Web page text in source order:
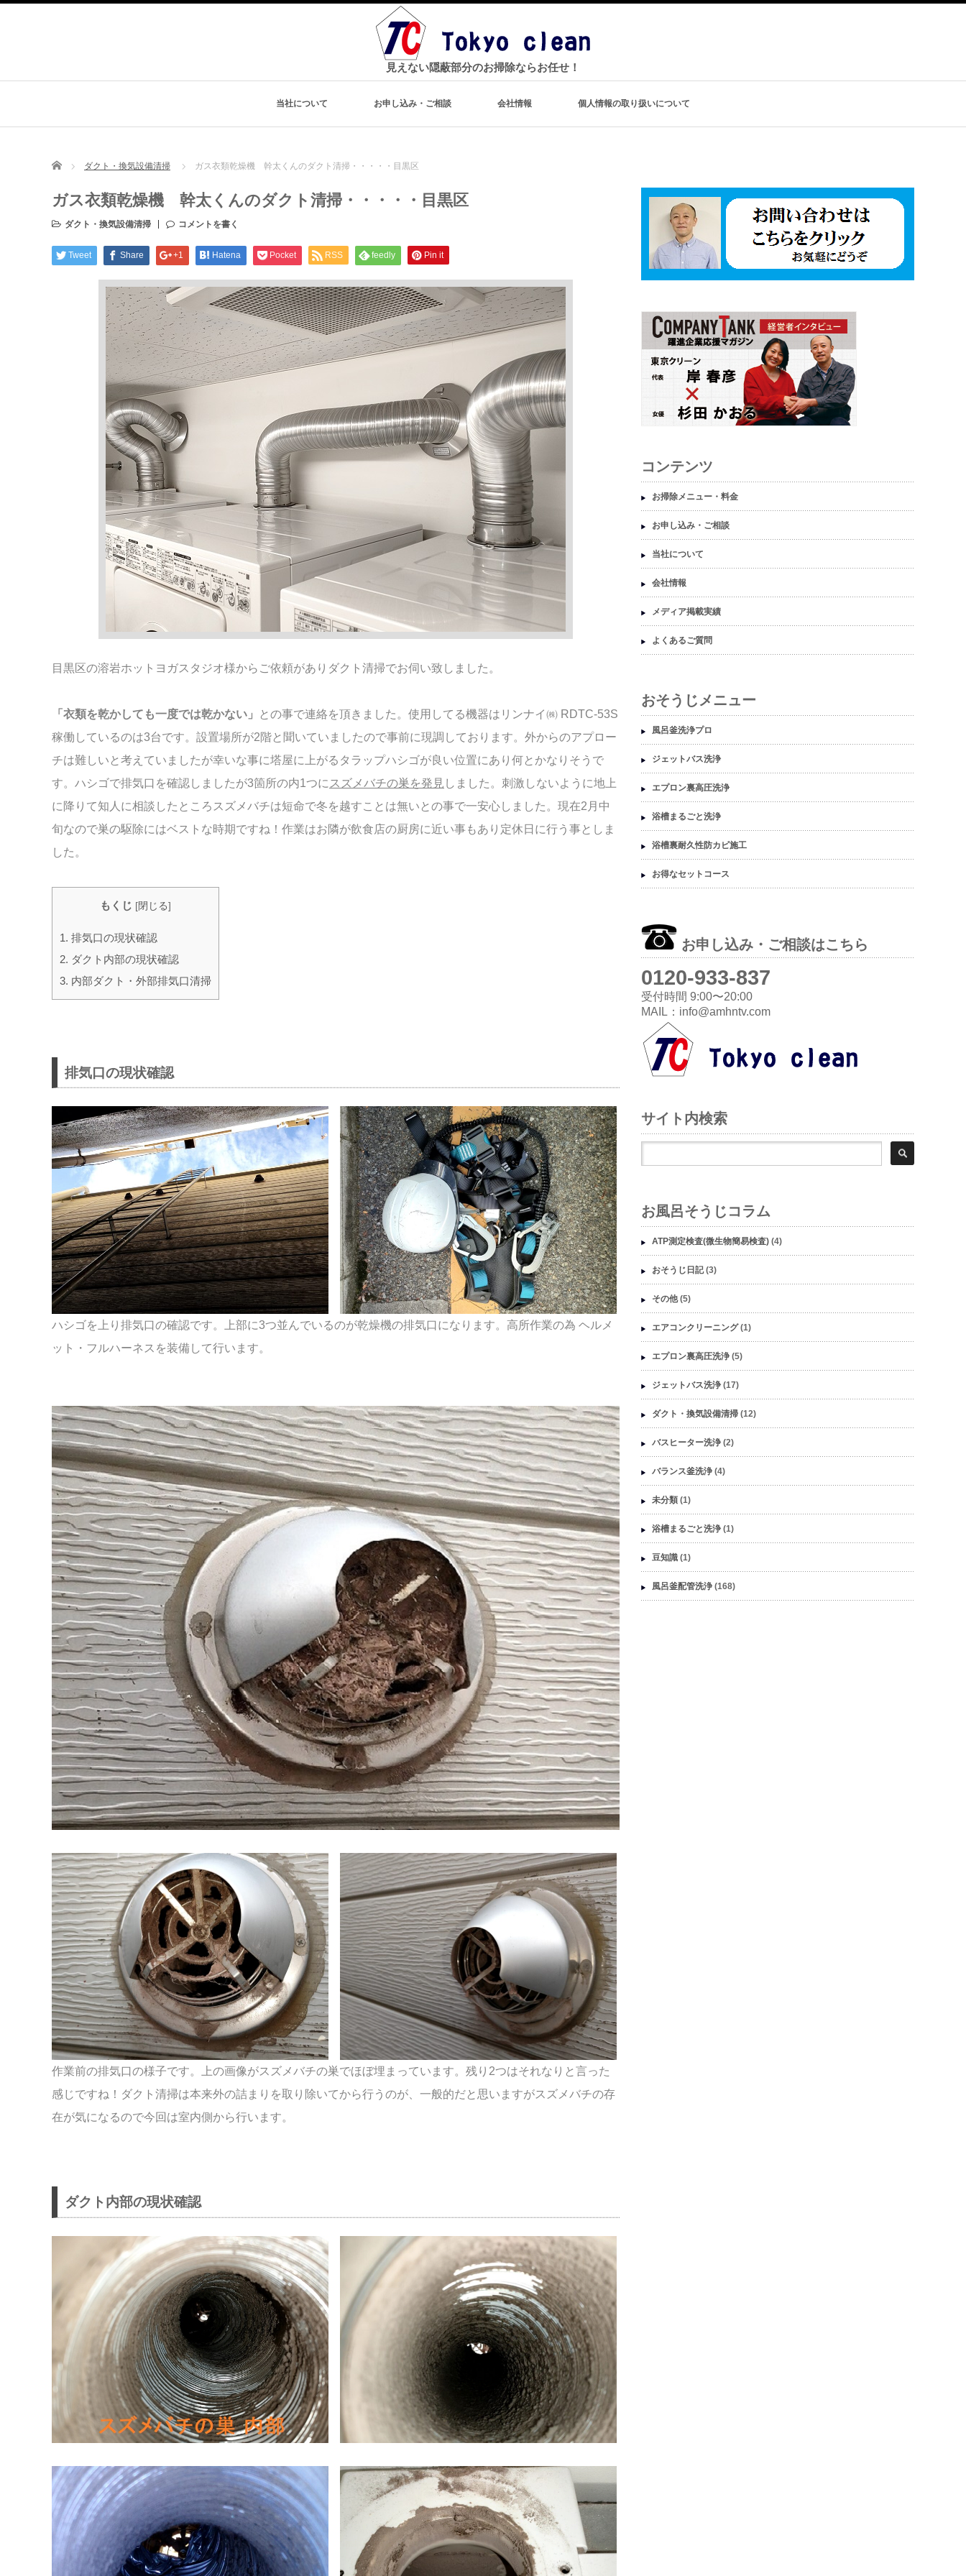
見えない隠蔽部分のお掃除ならお任せ！
当社について お申し込み・ご相談 会社情報 個人情報の取り扱いについて
Home ダクト・換気設備清掃 ガス衣類乾燥機 幹太くんのダクト清掃・・・・・目黒区
ガス衣類乾燥機 幹太くんのダクト清掃・・・・・目黒区
ダクト・換気設備清掃 コメントを書く
Tweet Share +1 Hatena Pocket RSS feedly Pin it
目黒区の溶岩ホットヨガスタジオ様からご依頼がありダクト清掃でお伺い致しました。
「衣類を乾かしても一度では乾かない」
との事で連絡を頂きました。使用してる機器はリンナイ㈱ RDTC-53S
稼働しているのは3台です。設置場所が2階と聞いていましたので事前に現調しております。外からのアプロー
チは難しいと考えていましたが幸いな事に塔屋に上がるタラップハシゴが良い位置にあり何とかなりそうで
す。 ハシゴで排気口を確認しましたが3箇所の内1つに スズメバチの巣を発見 しました。刺激しないように地上
に降 りて知人に相談したところスズメバチは短命で冬を越すことは無いとの事で一安心しました。 現在2月中
旬なので巣の駆除にはベストな時期ですね！作業はお隣が飲食店の厨房に近い事もあり定休日に行う事としま
した。
もくじ [閉じる]
1. 排気口の現状確認
2. ダクト内部の現状確認
3. 内部ダクト・外部排気口清掃
排気口の現状確認
ハシゴを上り排気口の確認です。上部に3つ並んでいるのが乾燥機の排気口になります。高所作業の為 ヘルメ
ット・フルハーネスを装備して行います。
作業前の排気口の様子です。上の画像がスズメバチの巣でほぼ埋まっています。残り2つはそれなり と言った
感じですね！ダクト清掃は本来外の詰まりを取り除いてから行うのが、一般的だと思いますがスズメバチの存
在が気になるので今回は室内側から行います。
ダクト内部の現状確認
コンテンツ
お掃除メニュー・料金
お申し込み・ご相談
当社について
会社情報
メディア掲載実績
よくあるご質問
おそうじメニュー
風呂釜洗浄プロ
ジェットバス洗浄
エプロン裏高圧洗浄
浴槽まるごと洗浄
浴槽裏耐久性防カビ施工
お得なセットコース
お申し込み・ご相談はこちら
0120-933-837
受付時間 9:00〜20:00
MAIL：info@amhntv.com
サイト内検索
お風呂そうじコラム
ATP測定検査(微生物簡易検査) (4)
おそうじ日記(3)
その他(5)
エアコンクリーニング(1)
エプロン裏高圧洗浄 (5)
ジェットバス洗浄 (17)
ダクト・換気設備清掃 (12)
バスヒーター洗浄 (2)
バランス釜洗浄 (4)
未分類 (1)
浴槽まるごと洗浄 (1)
豆知識 (1)
風呂釜配管洗浄 (168)